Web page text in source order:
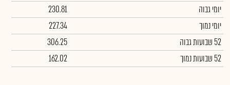
יומי גבוה
230.81
יומי נמוך
227.34
52 שבועות גבוה
306.25
52 שבועות נמוך
162.02